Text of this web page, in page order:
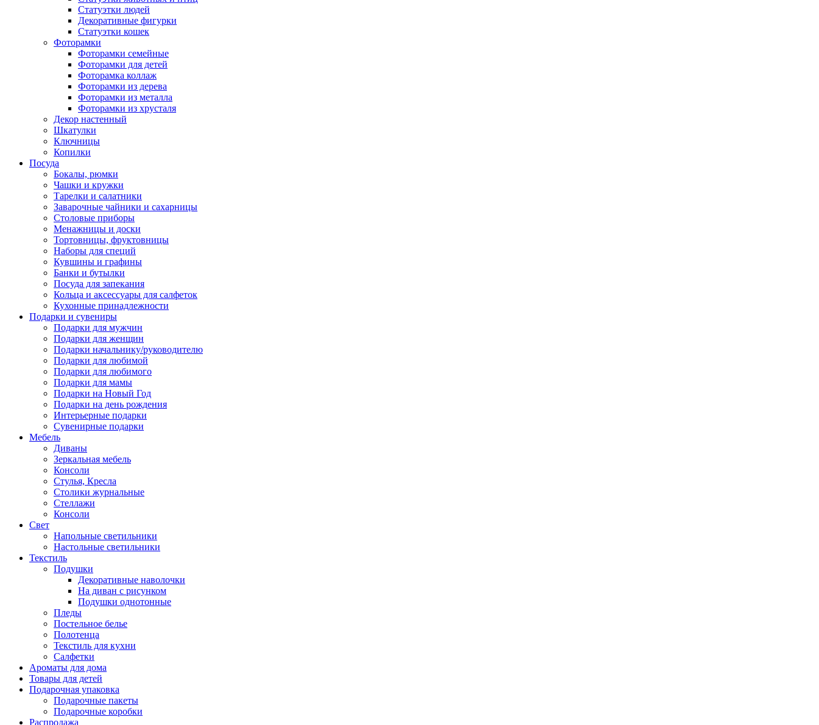
Статуэтки людей
Декоративные фигурки
Статуэтки кошек
Фоторамки
Фоторамки семейные
Фоторамки для детей
Фоторамка коллаж
Фоторамки из дерева
Фоторамки из металла
Фоторамки из хрусталя
Декор настенный
Шкатулки
Ключницы
Копилки
Посуда
Бокалы, рюмки
Чашки и кружки
Тарелки и салатники
Заварочные чайники и сахарницы
Столовые приборы
Менажницы и доски
Тортовницы, фруктовницы
Наборы для специй
Кувшины и графины
Банки и бутылки
Посуда для запекания
Кольца и аксессуары для салфеток
Кухонные принадлежности
Подарки и сувениры
Подарки для мужчин
Подарки для женщин
Подарки начальнику/руководителю
Подарки для любимой
Подарки для любимого
Подарки для мамы
Подарки на Новый Год
Подарки на день рождения
Интерьерные подарки
Сувенирные подарки
Мебель
Диваны
Зеркальная мебель
Консоли
Стулья, Кресла
Столики журнальные
Стеллажи
Консоли
Свет
Напольные светильники
Настольные светильники
Текстиль
Подушки
Декоративные наволочки
На диван с рисунком
Подушки однотонные
Пледы
Постельное белье
Полотенца
Текстиль для кухни
Салфетки
Ароматы для дома
Товары для детей
Подарочная упаковка
Подарочные пакеты
Подарочные коробки
Распродажа